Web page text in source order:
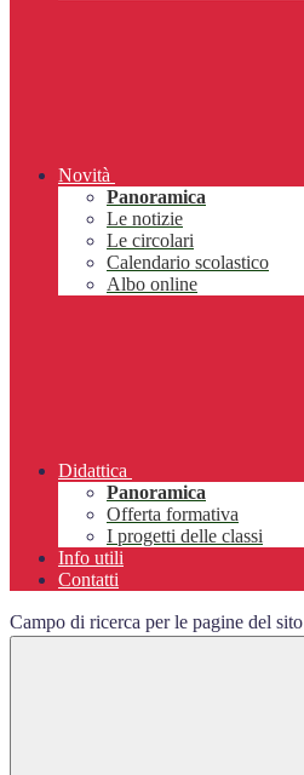
Novità
Panoramica
Le notizie
Le circolari
Calendario scolastico
Albo online
Didattica
Panoramica
Offerta formativa
I progetti delle classi
Info utili
Contatti
Campo di ricerca per le pagine del sito